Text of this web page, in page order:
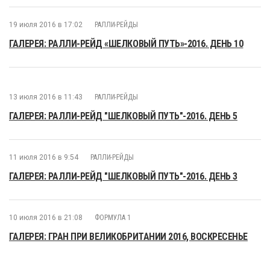
19 июля 2016 в 17:02 РАЛЛИ-РЕЙДЫ
ГАЛЕРЕЯ: РАЛЛИ-РЕЙД «ШЕЛКОВЫЙ ПУТЬ»-2016. ДЕНЬ 10
13 июля 2016 в 11:43 РАЛЛИ-РЕЙДЫ
ГАЛЕРЕЯ: РАЛЛИ-РЕЙД "ШЕЛКОВЫЙ ПУТЬ"-2016. ДЕНЬ 5
11 июля 2016 в 9:54 РАЛЛИ-РЕЙДЫ
ГАЛЕРЕЯ: РАЛЛИ-РЕЙД "ШЕЛКОВЫЙ ПУТЬ"-2016. ДЕНЬ 3
10 июля 2016 в 21:08 ФОРМУЛА 1
ГАЛЕРЕЯ: ГРАН ПРИ ВЕЛИКОБРИТАНИИ 2016, ВОСКРЕСЕНЬЕ